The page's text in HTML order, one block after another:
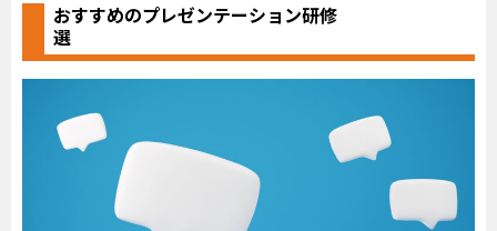
おすすめのプレゼンテーション研修
選